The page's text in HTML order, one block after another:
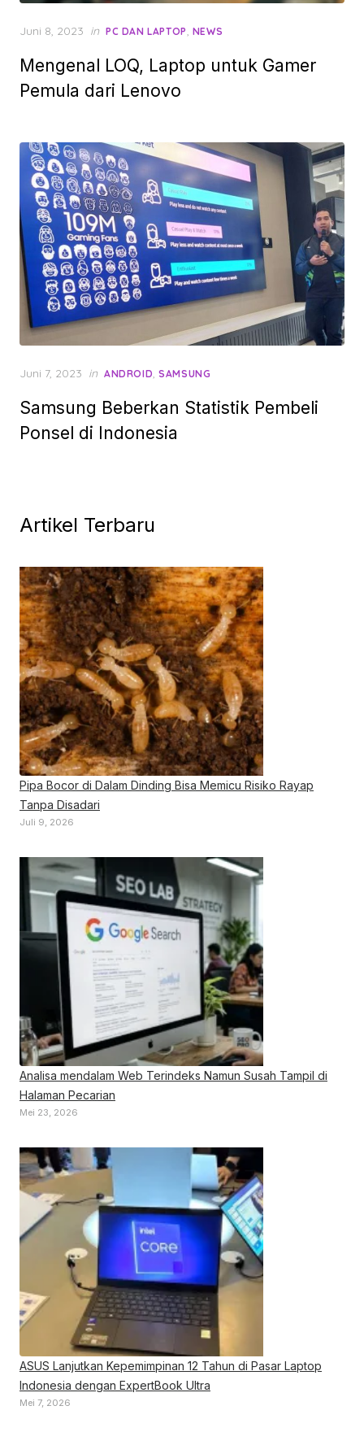
Posted
Juni 8, 2023 in PC DAN LAPTOP, NEWS
Mengenal LOQ, Laptop untuk Gamer
Pemula dari Lenovo
Posted
Juni 7, 2023 in ANDROID,SAMSUNG
Samsung Beberkan Statistik Pembeli
Ponsel di Indonesia
Artikel Terbaru
Pipa Bocor di Dalam Dinding Bisa Memicu Risiko Rayap
Tanpa Disadari
Juli 9, 2026
Analisa mendalam Web Terindeks Namun Susah Tampil di
Halaman Pecarian
Mei 23, 2026
ASUS Lanjutkan Kepemimpinan 12 Tahun di Pasar Laptop
Indonesia dengan ExpertBook Ultra
Mei 7, 2026